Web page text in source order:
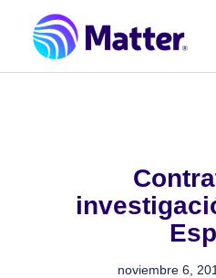
contenido
noviembre 6,